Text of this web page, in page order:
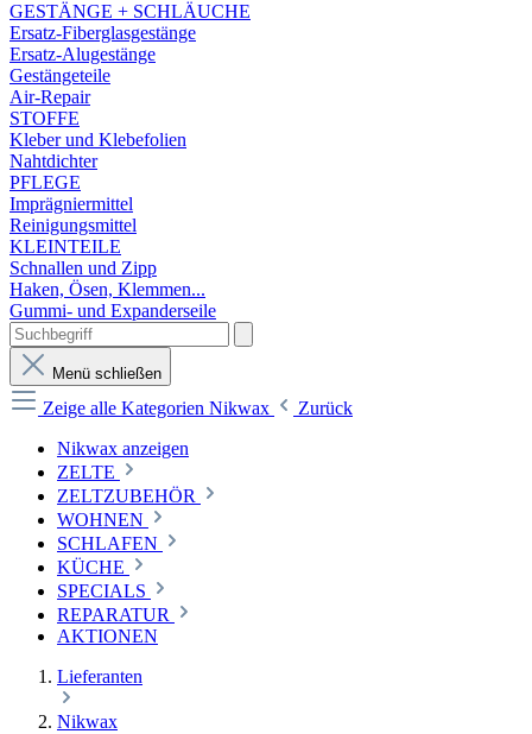
GESTÄNGE + SCHLÄUCHE
Ersatz-Fiberglasgestänge
Ersatz-Alugestänge
Gestängeteile
Air-Repair
STOFFE
Kleber und Klebefolien
Nahtdichter
PFLEGE
Imprägniermittel
Reinigungsmittel
KLEINTEILE
Schnallen und Zipp
Haken, Ösen, Klemmen...
Gummi- und Expanderseile
Menü schließen
Zeige alle Kategorien Nikwax
Zurück
Nikwax anzeigen
ZELTE
ZELTZUBEHÖR
WOHNEN
SCHLAFEN
KÜCHE
SPECIALS
REPARATUR
AKTIONEN
Lieferanten
Nikwax